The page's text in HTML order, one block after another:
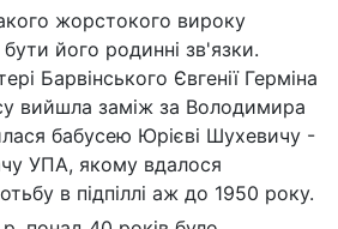
жорстокого вироку
його родинні зв'язки.
Барвінського Євгенії Герміна
вийшла заміж за Володимира
бабусею Юрієві Шухевичу -
УПА, якому вдалося
в підпіллі аж до 1950 року.